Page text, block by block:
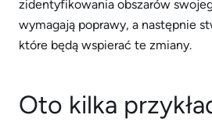
zidentyfikowania obszarów
wymagają poprawy, a następnie
które będą wspierać te zmiany.
Oto kilka